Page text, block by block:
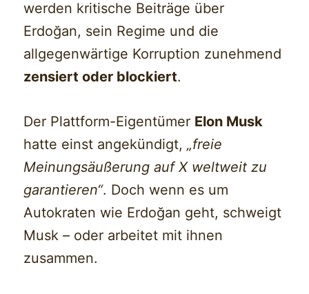
werden kritische Beiträge über
Erdoğan, sein Regime und die
allgegenwärtige Korruption zunehmend
zensiert oder blockiert.
Der Plattform-Eigentümer Elon Musk
hatte einst angekündigt,„freie
Meinungsäußerung auf X weltweit zu
garantieren“. Doch wenn es um
Autokraten wie Erdoğan geht, schweigt
Musk – oder arbeitet mit ihnen
zusammen.